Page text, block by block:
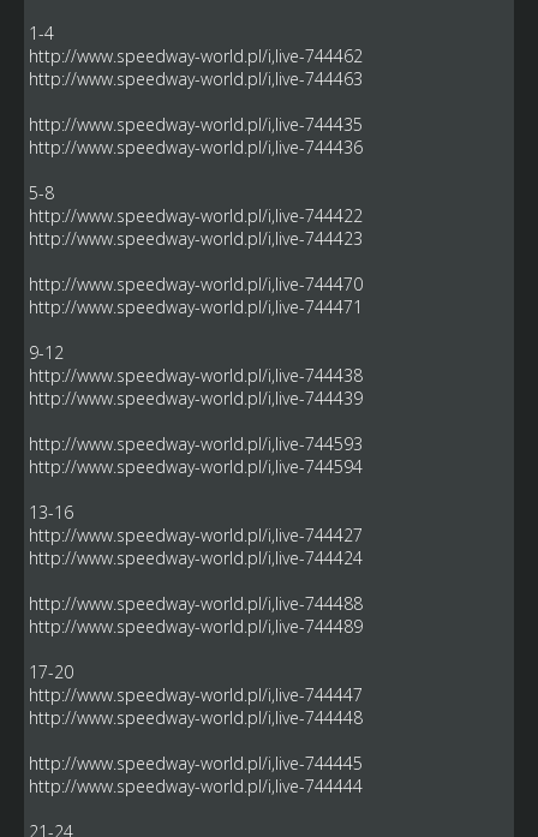
1-4
http://www.speedway-world.pl/i,live-744462
http://www.speedway-world.pl/i,live-744463
http://www.speedway-world.pl/i,live-744435
http://www.speedway-world.pl/i,live-744436
5-8
http://www.speedway-world.pl/i,live-744422
http://www.speedway-world.pl/i,live-744423
http://www.speedway-world.pl/i,live-744470
http://www.speedway-world.pl/i,live-744471
9-12
http://www.speedway-world.pl/i,live-744438
http://www.speedway-world.pl/i,live-744439
http://www.speedway-world.pl/i,live-744593
http://www.speedway-world.pl/i,live-744594
13-16
http://www.speedway-world.pl/i,live-744427
http://www.speedway-world.pl/i,live-744424
http://www.speedway-world.pl/i,live-744488
http://www.speedway-world.pl/i,live-744489
17-20
http://www.speedway-world.pl/i,live-744447
http://www.speedway-world.pl/i,live-744448
http://www.speedway-world.pl/i,live-744445
http://www.speedway-world.pl/i,live-744444
21-24